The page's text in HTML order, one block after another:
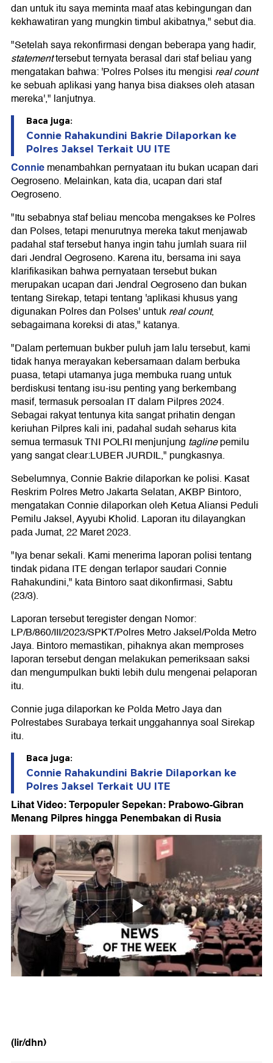
dan untuk itu saya meminta maaf atas kebingungan dan
kekhawatiran yang mungkin timbul akibatnya," sebut dia.
"Setelah saya rekonfirmasi dengan beberapa yang hadir,
statementtersebut ternyata berasal dari staf beliau yang
mengatakan bahwa: 'Polres Polses itu mengisi real count
ke sebuah aplikasi yang hanya bisa diakses oleh atasan
mereka'," lanjutnya.
Baca juga:
Connie Rahakundini Bakrie Dilaporkan ke
Polres Jaksel Terkait UU ITE
Conniemenambahkan pernyataan itu bukan ucapan dari
Oegroseno. Melainkan, kata dia, ucapan dari staf
Oegroseno.
"Itu sebabnya staf beliau mencoba mengakses ke Polres
dan Polses, tetapi menurutnya mereka takut menjawab
padahal staf tersebut hanya ingin tahu jumlah suara riil
dari Jendral Oegroseno. Karena itu, bersama ini saya
klarifikasikan bahwa pernyataan tersebut bukan
merupakan ucapan dari Jendral Oegroseno dan bukan
tentang Sirekap, tetapi tentang 'aplikasi khusus yang
digunakan Polres dan Polses' untukreal count,
sebagaimana koreksi di atas," katanya.
"Dalam pertemuan bukber puluh jam lalu tersebut, kami
tidak hanya merayakan kebersamaan dalam berbuka
puasa, tetapi utamanya juga membuka ruang untuk
berdiskusi tentang isu-isu penting yang berkembang
masif, termasuk persoalan IT dalam Pilpres 2024.
Sebagai rakyat tentunya kita sangat prihatin dengan
keriuhan Pilpres kali ini, padahal sudah seharus kita
semua termasuk TNI POLRI menjunjung taglinepemilu
yang sangat clear:LUBER JURDIL," pungkasnya.
Sebelumnya, Connie Bakrie dilaporkan ke polisi. Kasat
Reskrim Polres Metro Jakarta Selatan, AKBP Bintoro,
mengatakan Connie dilaporkan oleh Ketua Aliansi Peduli
Pemilu Jaksel, Ayyubi Kholid. Laporan itu dilayangkan
pada Jumat, 22 Maret 2023.
"Iya benar sekali. Kami menerima laporan polisi tentang
tindak pidana ITE dengan terlapor saudari Connie
Rahakundini," kata Bintoro saat dikonfirmasi, Sabtu
(23/3).
Laporan tersebut teregister dengan Nomor:
LP/B/860/III/2023/SPKT/Polres Metro Jaksel/Polda Metro
Jaya. Bintoro memastikan, pihaknya akan memproses
laporan tersebut dengan melakukan pemeriksaan saksi
dan mengumpulkan bukti lebih dulu mengenai pelaporan
itu.
Connie juga dilaporkan ke Polda Metro Jaya dan
Polrestabes Surabaya terkait unggahannya soal Sirekap
itu.
Baca juga:
Connie Rahakundini Bakrie Dilaporkan ke
Polres Jaksel Terkait UU ITE
Lihat Video: Terpopuler Sepekan: Prabowo-Gibran
Menang Pilpres hingga Penembakan di Rusia
(lir/dhn)